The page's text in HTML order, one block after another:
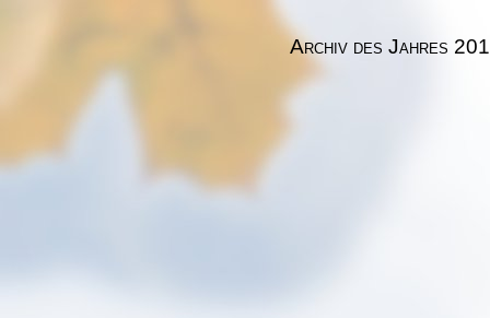
Archiv des Jahres